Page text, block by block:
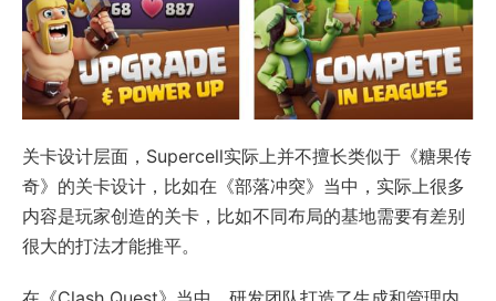
关卡设计层面，Supercell实际上并不擅长类似于《糖果传
奇》的关卡设计，比如在《部落冲突》当中，实际上很多
内容是玩家创造的关卡，比如不同布局的基地需要有差别
很大的打法才能推平。